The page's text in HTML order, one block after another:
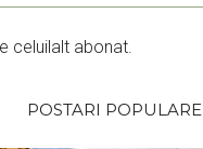
celuilalt abonat.
POSTARI POPULARE